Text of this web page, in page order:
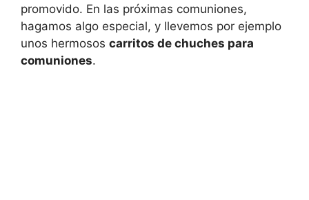
promovido. En las próximas comuniones,
hagamos algo especial, y llevemos por ejemplo
unos hermosos carritos de chuches para
comuniones.